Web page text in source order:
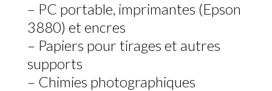
– PC portable, imprimantes (Epson
3880) et encres
– Papiers pour tirages et autres
supports
– Chimies photographiques